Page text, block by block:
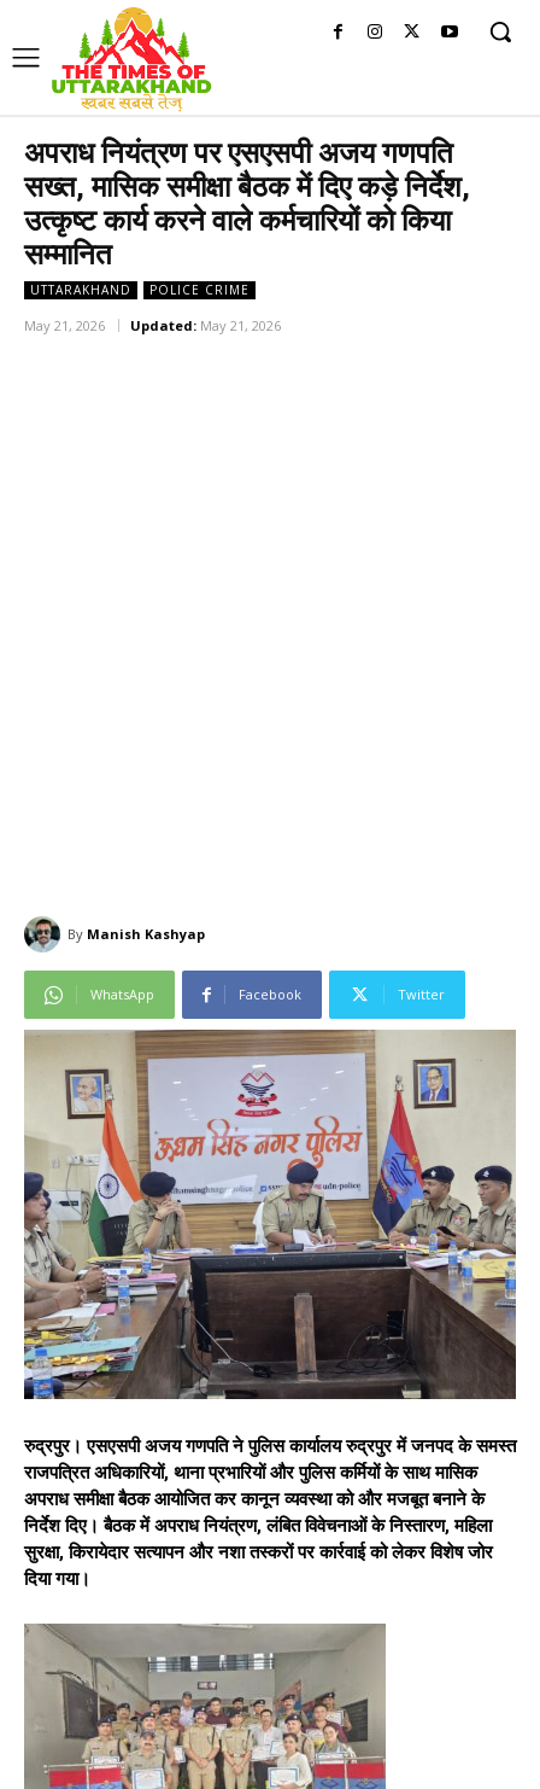
अपराध नियंत्रण पर एसएसपी अजय गणपति
सख्त, मासिक समीक्षा बैठक में दिए कड़े निर्देश,
उत्कृष्ट कार्य करने वाले कर्मचारियों को किया
सम्मानित
UTTARAKHAND POLICE CRIME
May 21, 2026 Updated: May 21, 2026
By Manish Kashyap
WhatsApp Facebook Twitter
रुद्रपुर। एसएसपी अजय गणपति ने पुलिस कार्यालय रुद्रपुर में जनपद के समस्त
राजपत्रित अधिकारियों, थाना प्रभारियों और पुलिस कर्मियों के साथ मासिक
अपराध समीक्षा बैठक आयोजित कर कानून व्यवस्था को और मजबूत बनाने के
निर्देश दिए। बैठक में अपराध नियंत्रण, लंबित विवेचनाओं के निस्तारण, महिला
सुरक्षा, किरायेदार सत्यापन और नशा तस्करों पर कार्रवाई को लेकर विशेष जोर
दिया गया।